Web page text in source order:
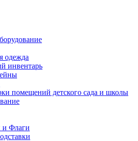
одежда
инвентарь
помещений детского сада и школы
и Флаги